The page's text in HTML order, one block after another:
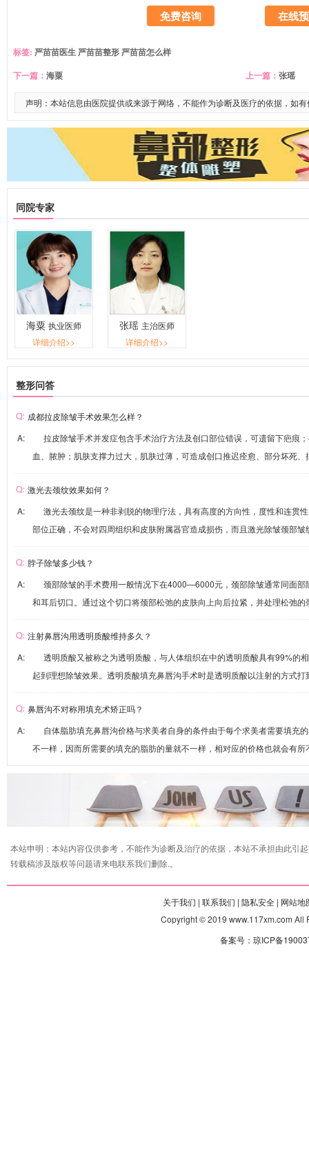
免费咨询 在线
标签: 严苗苗医生 严苗苗整形 严苗苗怎么样
下一篇： 海粟 上一篇： 张瑶
声明：本站信息由医院提供或来源于网络，不能作为诊断及医疗的依据，如
同院专家
海粟 执业医师
详细介绍>>
张瑶 主治医师
详细介绍>>
整形问答
成都拉皮除皱手术效果怎么样？
A: 拉皮除皱手术并发症包含手术治疗方法及创口部位错误，可遗留下疤痕；
血、脓肿；肌肤支撑力过大，肌肤过薄，可造成创口推迟痊愈、部分坏死、
激光去颈纹效果如何？
A: 激光去颈纹是一种非剥脱的物理疗法，具有高度的方向性，度性和连贯性
部位正确，不会对四周组织和皮肤附属器官造成损伤，而且激光除皱颈部皱
脖子除皱多少钱？
A: 颈部除皱的手术费用一般情况下在4000—6000元，颈部除皱通常同面部
和耳后切口。通过这个切口将颈部松弛的皮肤向上向后拉紧，并处理松弛的
注射鼻唇沟用透明质酸维持多久？
A: 透明质酸又被称之为透明质酸，与人体组织在中的透明质酸具有99%的相
起到理想除皱效果。透明质酸填充鼻唇沟手术时是透明质酸以注射的方式打
鼻唇沟不对称用填充术矫正吗？
A: 自体脂肪填充鼻唇沟价格与求美者自身的条件由于每个求美者需要填充的
不一样，因而所需要的填充的脂肪的量就不一样，相对应的价格也就会有所
本站申明：本站内容仅供参考，不能作为诊断及治疗的依据，本站不承担由此引
转载稿涉及版权等问题请来电联系我们删除.。
关于我们 | 联系我们 | 隐私安全 | 网站地
Copyright © 2019 www.117xm.com All
备案号：琼ICP备